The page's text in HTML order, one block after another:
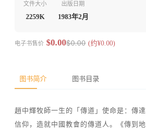
文件大小
2259K
出版日期
1983年2月
电子书售价 $0.00$0.00 (约¥0.00)
图书简介 图书目录
趙中輝牧師一生的「傳道」使命是：傳
信仰，造就中國教會的傳道人。《傳到